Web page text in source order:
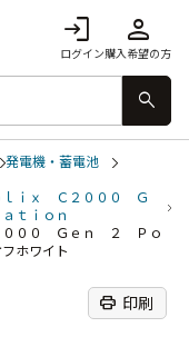
login
ログイン
person
購入希望の方
search
発電機・蓄電池
ｉｘ Ｃ２０００ Ｇ
ｔｉｏｎ
０００ Ｇｅｎ ２ Ｐｏ
ホワイト
print 印刷